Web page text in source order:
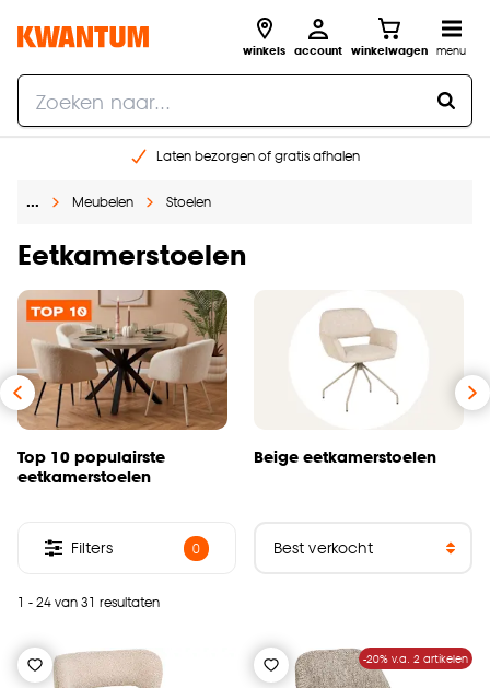
winkels account winkelwagen menu
Laten bezorgen of gratis afhalen
Gratis raam advies en opmeten aan huis
… Meubelen Stoelen
Eetkamerstoelen
Top 10 populairste
eetkamerstoelen
Beige eetkamerstoelen
1 - 24 van 31 resultaten
Filters 0
-20% v.a. 2 artikelen